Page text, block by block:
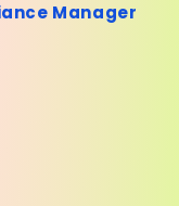
Manager